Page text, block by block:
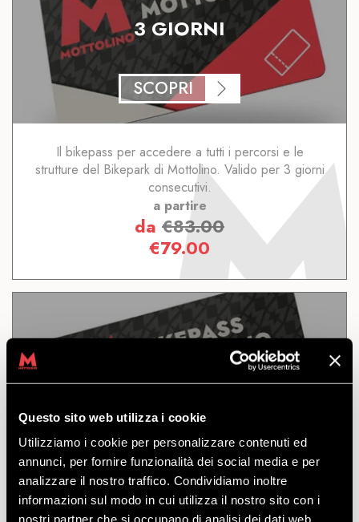
Questo sito web utilizza i cookie
Utilizziamo i cookie per personalizzare contenuti ed
annunci, per fornire funzionalità dei social media e per
analizzare il nostro traffico. Condividiamo inoltre
informazioni sul modo in cui utilizza il nostro sito con i
nostri partner che si occupano di analisi dei dati web,
3 GIORNI
SCOPRI
Il bikepass per accedere a tutti i percorsi e le
strutture del Bikepark di Mottolino. Valido per 3 giorni
consecutivi.
a partire
da €83.00
€79.00
4/7 GIORNI
SCOPRI
Quattro accessi al Bikepark di Mottolino, validi per